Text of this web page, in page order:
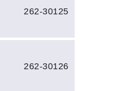
262-30125
262-30126